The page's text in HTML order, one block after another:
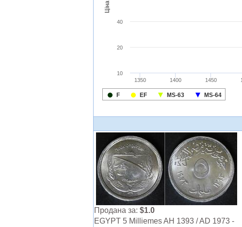
Продана за: $1.0
EGYPT 5 Milliemes AH 1393 / AD 1973 -